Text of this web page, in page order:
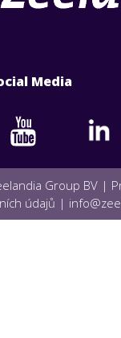
Media
Group BV |
údajů |